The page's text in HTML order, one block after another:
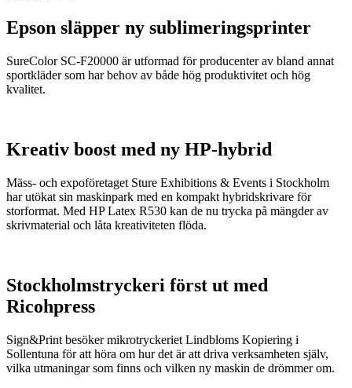
Epson släpper ny sublimeringsprinter
SureColor SC-F20000 är utformad för producenter av bland annat
sportkläder som har behov av både hög produktivitet och hög
kvalitet.
Kreativ boost med ny HP-hybrid
Mäss- och expoföretaget Sture Exhibitions & Events i Stockholm
har utökat sin maskinpark med en kompakt hybridskrivare för
storformat. Med HP Latex R530 kan de nu trycka på mängder av
skrivmaterial och låta kreativiteten flöda.
Stockholmstryckeri först ut med
Ricohpress
Sign&Print besöker mikrotryckeriet Lindbloms Kopiering i
Sollentuna för att höra om hur det är att driva verksamheten själv,
vilka utmaningar som finns och vilken ny maskin de drömmer om.